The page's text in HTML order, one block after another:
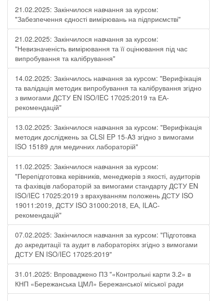
21.02.2025: Закінчилося навчання за курсом:
"Забезпечення єдності вимірювань на підприємстві"
21.02.2025: Закінчилося навчання за курсом:
"Невизначеність вимірювання та її оцінювання під час
випробування та калібрування"
14.02.2025: Закінчилось навчання за курсом: "Верифікація
та валідація методик випробування та калібрування згідно
з вимогами ДСТУ EN ISO/IEC 17025:2019 та ЕА-
рекомендацій"
13.02.2025: Закінчилося навчання за курсом: "Верифікація
методик досліджень за CLSI EP 15-A3 згідно з вимогами
ISO 15189 для медичних лабораторій"
11.02.2025: Закінчилося навчання за курсом:
"Перепідготовка керівників, менеджерів з якості, аудиторів
та фахівців лабораторій за вимогами стандарту ДСТУ EN
ISO/IEC 17025:2019 з врахуванням положень ДСТУ ISO
19011:2019, ДСТУ ISO 31000:2018, ЕА, ILAC-
рекомендацій"
07.02.2025: Закінчилося навчання за курсом: "Підготовка
до акредитації та аудит в лабораторіях згідно з вимогами
ДСТУ EN ISO/IEC 17025:2019"
31.01.2025: Впроваджено ПЗ "«Контрольні карти 3.2» в
КНП «Бережанська ЦМЛ» Бережанської міської ради